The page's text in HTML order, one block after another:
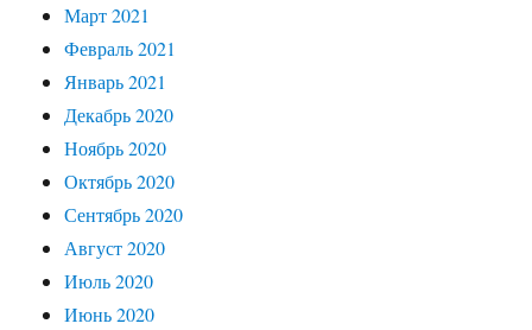
Март 2021
Февраль 2021
Январь 2021
Декабрь 2020
Ноябрь 2020
Октябрь 2020
Сентябрь 2020
Август 2020
Июль 2020
Июнь 2020